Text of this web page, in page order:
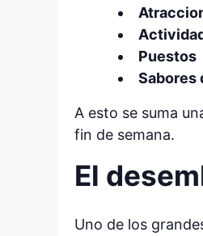
Puestos
Sabores
A esto se suma
fin de semana.
El
Uno de los